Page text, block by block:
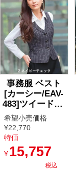
事務服 ベスト
[カーシー/EAV-
483]ツイード風/
チェック/パイピ
ング
希望小売価格
¥22,770
特価
¥15,757
税込